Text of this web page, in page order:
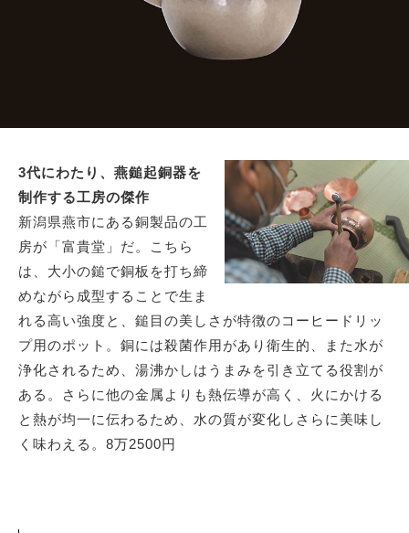
3代にわたり、燕鎚起銅器を
制作する工房の傑作
新潟県燕市にある銅製品の工
房が「富貴堂」だ。こちら
は、大小の鎚で銅板を打ち締
めながら成型することで生ま
れる高い強度と、鎚目の美しさが特徴のコーヒードリッ
プ用のポット。銅には殺菌作用があり衛生的、また水が
浄化されるため、湯沸かしはうまみを引き立てる役割が
ある。さらに他の金属よりも熱伝導が高く、火にかける
と熱が均一に伝わるため、水の質が変化しさらに美味し
く味わえる。8万2500円